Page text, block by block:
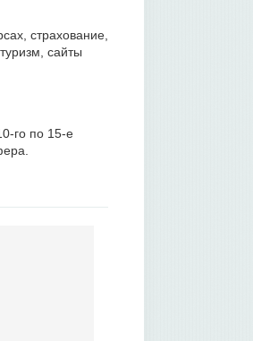
страхование,
сайты
го по 15-е